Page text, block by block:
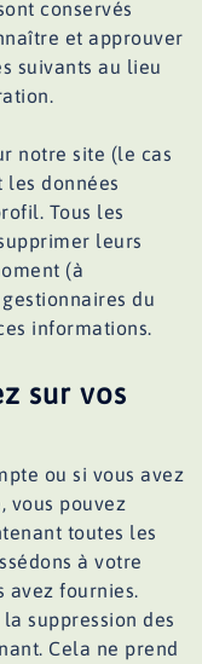
conservés
et approuver
suivants au lieu
notre site (le cas
les données
Tous les
leurs
(à
du
informations.
sur vos
ou si vous avez
vous pouvez
toutes les
à votre
fournies.
suppression des
Cela ne prend